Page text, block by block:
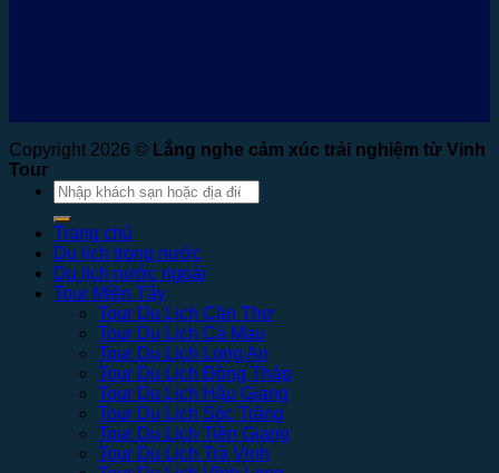
Copyright 2026 © Lắng nghe cảm xúc trải nghiệm từ Vinh
Tour
Tìm
kiếm:
Trang chủ
Du lịch trong nước
Du lịch nước ngoài
Tour Miền Tây
Tour Du Lịch Cần Thơ
Tour Du Lịch Cà Mau
Tour Du Lịch Long An
Tour Du Lịch Đồng Tháp
Tour Du Lịch Hậu Giang
Tour Du Lịch Sóc Trăng
Tour Du Lịch Tiền Giang
Tour Du Lịch Trà Vinh